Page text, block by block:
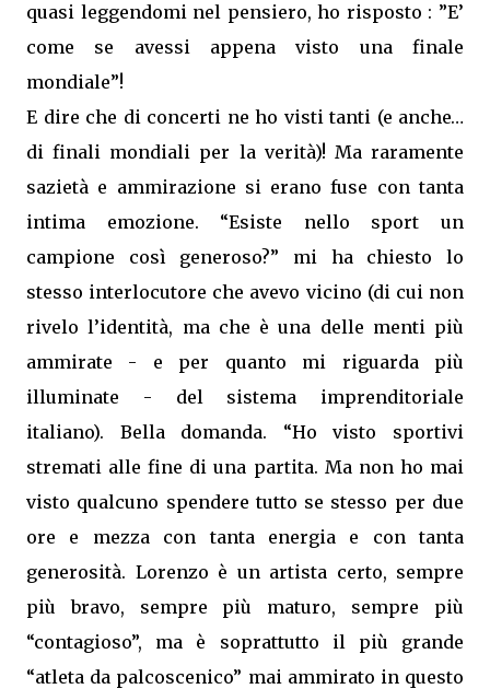
quasi leggendomi nel pensiero, ho risposto : ”E’
come se avessi appena visto una finale
mondiale”!
E dire che di concerti ne ho visti tanti (e anche…
di finali mondiali per la verità)! Ma raramente
sazietà e ammirazione si erano fuse con tanta
intima emozione. “Esiste nello sport un
campione così generoso?” mi ha chiesto lo
stesso interlocutore che avevo vicino (di cui non
rivelo l’identità, ma che è una delle menti più
ammirate - e per quanto mi riguarda più
illuminate - del sistema imprenditoriale
italiano). Bella domanda. “Ho visto sportivi
stremati alle fine di una partita. Ma non ho mai
visto qualcuno spendere tutto se stesso per due
ore e mezza con tanta energia e con tanta
generosità. Lorenzo è un artista certo, sempre
più bravo, sempre più maturo, sempre più
“contagioso”, ma è soprattutto il più grande
“atleta da palcoscenico” mai ammirato in questo